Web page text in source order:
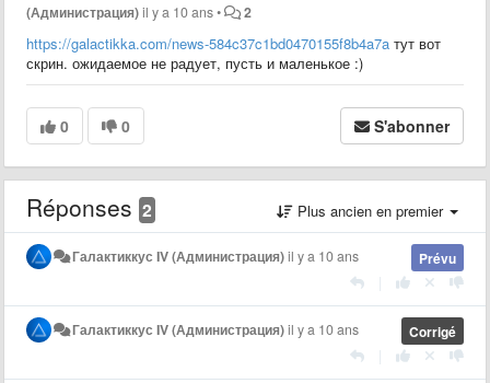
(Администрация)il y a 10 ans• 2
https://galactikka.com/news-584c37c1bd0470155f8b4a7a тут вот
скрин. ожидаемое не радует, пусть и маленькое :)
0 0 S'abonner
Réponses 2 Plus ancien en premier
Prévu
Галактиккус IV (Администрация)il y a 10 ans
Corrigé
Галактиккус IV (Администрация)il y a 10 ans